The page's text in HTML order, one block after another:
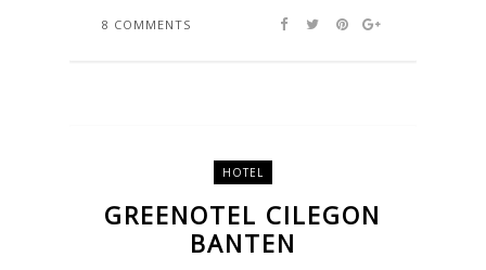
8 COMMENTS
HOTEL
GREENOTEL CILEGON
BANTEN